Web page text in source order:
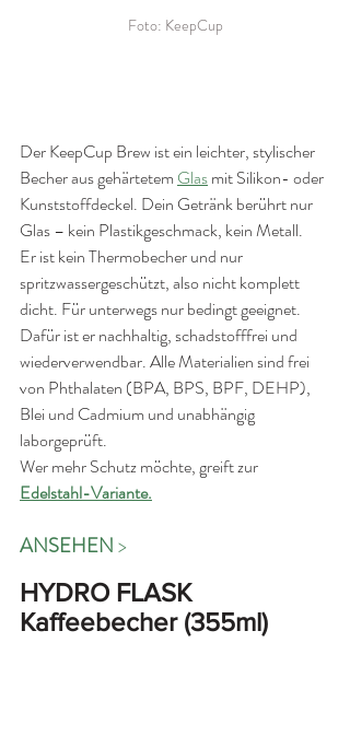
Foto: KeepCup
Der KeepCup Brew ist ein leichter, stylischer
Becher aus gehärtetem Glas mit Silikon- oder
Kunststoffdeckel. Dein Getränk berührt nur
Glas – kein Plastikgeschmack, kein Metall.
Er ist kein Thermobecher und nur
spritzwassergeschützt, also nicht komplett
dicht. Für unterwegs nur bedingt geeignet.
Dafür ist er nachhaltig, schadstofffrei und
wiederverwendbar. Alle Materialien sind frei
von Phthalaten (BPA, BPS, BPF, DEHP),
Blei und Cadmium und unabhängig
laborgeprüft.
Wer mehr Schutz möchte, greift zur
Edelstahl-Variante.
ANSEHEN >
HYDRO FLASK
Kaffeebecher (355ml)